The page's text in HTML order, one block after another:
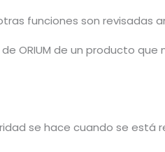
funciones son revisadas
ORIUM de un producto
se hace cuando se